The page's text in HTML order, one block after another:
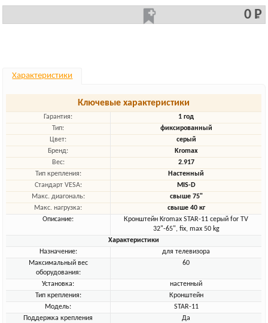
0 Р
Характеристики
Ключевые характеристики
Гарантия:
1 год
Тип:
фиксированный
Цвет:
серый
Бренд:
Kromax
Вес:
2.917
Тип крепления:
Настенный
Стандарт VESA:
MIS-D
Макс. диагональ:
свыше 75"
Макс. нагрузка:
свыше 40 кг
Описание:
Кронштейн Kromax STAR-11 серый for TV
32"-65", fix, max 50 kg
Характеристики
Назначение:
для телевизора
Максимальный вес
оборудования:
60
Установка:
настенный
Тип крепления:
Кронштейн
Модель:
STAR-11
Поддержка крепления
Да